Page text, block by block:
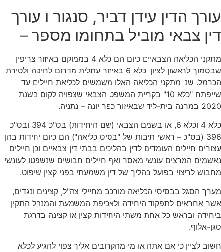
עורך הדין עידן דביר, סנגור ו עורך
דין צבאי מוביל בתחומו מספר –
מתקני הכליאה הצבאיים כיום הם כלא 4 בממוקם באיזור צריפין
שבסמוך לראשון לציון וכלא 6 באיזור עתלית מדרום לחיפה ולטירת
הכרמל. שני מתקני הכליאה האלו משמשים לכליאת חיילים עד
שייפתח "כלא 10" בקריית המשפט הצבאי שצפויה לקום בשנת
2020 במחנה בית-ליד שבאיזור כפר יונה – נתניה.
כלא 4 וכלא 6, או בשמם הצבאי (שם היחידות) בס"כ 394 ובס"כ
396 (בס"כ – ראשי תיבות של "בסיס כליאה") הם כיום יחידות בהן
עצורים חיילים העומדים לדין בהליכים בבתי דין צבאיים וכן חיילים
נאשמים המרצים עונשי מאסר ואף חיילים חבושים שנשפטו לעונשי
מחבוש לריצוי בפועל בהליך של דין משמעתי בפני קצין שיפוט.
מערך הסגל בבסיסי הכליאה מורכב מחיילי צה"ל, קצינים ונגדים,
אשר אחראים לתפקוד היחידה ולאכיפת המשמעת והמנהל התקין
ביחידה ובראש כל אחת משתי היחידות קצין או קצינה בדרגת
סגן-אלוף.
חשוב לציין כי אם אתה או מי מהקרובים אליך צפוי להגיע לכלא